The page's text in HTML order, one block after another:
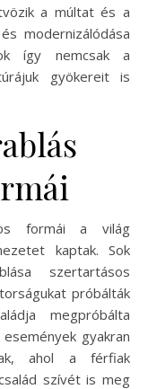
a múltat és a
modernizálódása
így nemcsak a
gyökereit is
formái a világ
kaptak. Sok
szertartásos
próbálták
megpróbálta
gyakran
ahol a férfiak
szívét is meg